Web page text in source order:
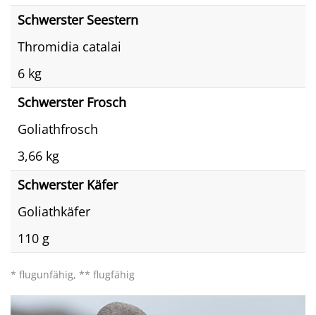
Schwerster Seestern
Thromidia catalai
6 kg
Schwerster Frosch
Goliathfrosch
3,66 kg
Schwerster Käfer
Goliathkäfer
110 g
* flugunfähig, ** flugfähig